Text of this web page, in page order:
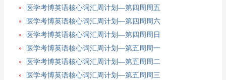
医学考博英语核心词汇周计划—第四周周五
医学考博英语核心词汇周计划—第四周周六
医学考博英语核心词汇周计划—第四周周日
医学考博英语核心词汇周计划—第五周周一
医学考博英语核心词汇周计划—第五周周二
医学考博英语核心词汇周计划—第五周周三